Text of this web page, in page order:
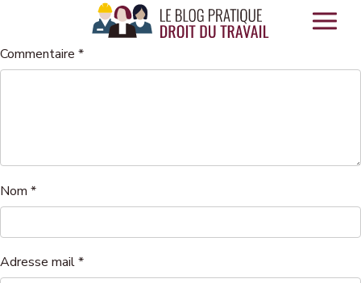
Panneau de gestion des cookies
Commentaire *
Nom *
Adresse mail*